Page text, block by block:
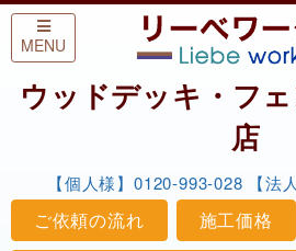
Skip to content
MENU
ウッドデッキ・フ
店
【個人様】0120-993-028 【法
ご依頼の流れ 施工価格